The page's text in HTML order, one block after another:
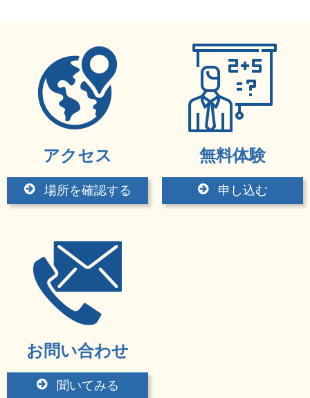
アクセス
場所を確認する
無料体験
申し込む
お問い合わせ
聞いてみる